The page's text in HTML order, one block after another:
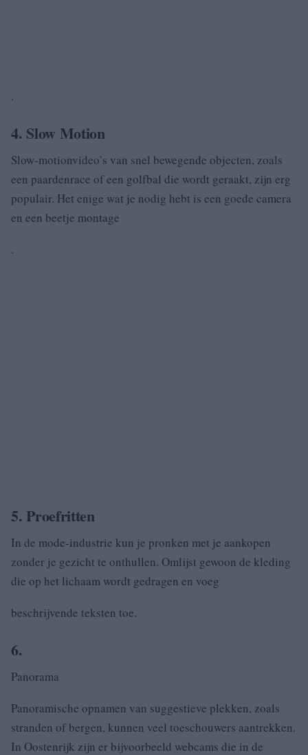
.
4. Slow Motion
Slow-motionvideo’s van snel bewegende objecten, zoals
een paardenrace of een golfbal die wordt geraakt, zijn erg
populair. Het enige wat je nodig hebt is een goede camera
en een beetje montage
.
5. Proefritten
In de mode-industrie kun je pronken met je aankopen
zonder je gezicht te onthullen. Omlijst gewoon de kleding
die op het lichaam wordt gedragen en voeg
beschrijvende teksten toe.
6.
Panorama
Panoramische opnamen van suggestieve plekken, zoals
stranden of bergen, kunnen veel toeschouwers aantrekken.
In Oostenrijk zijn er bijvoorbeeld webcams die in de